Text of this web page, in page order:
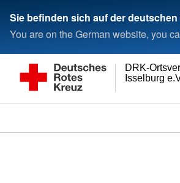
Sie befinden sich auf der deutschen
You are on the German website, you
Isselburg
DRK-